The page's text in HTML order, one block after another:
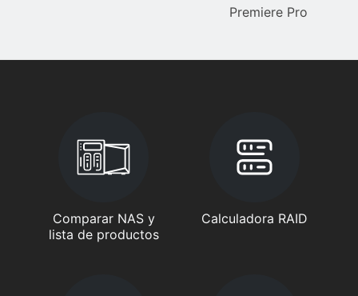
Premiere Pro
Comparar NAS y
lista de productos
Calculadora RAID